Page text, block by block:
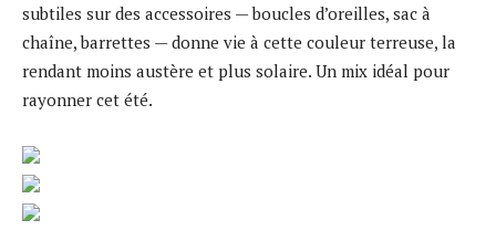
subtiles sur des accessoires — boucles d’oreilles, sac à
chaîne, barrettes — donne vie à cette couleur terreuse, la
rendant moins austère et plus solaire. Un mix idéal pour
rayonner cet été.